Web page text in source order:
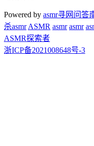
Powered by asmr寻网问答
杀asmr ASMR asmr asmr
ASMR探索者
浙ICP备2021008648号-3